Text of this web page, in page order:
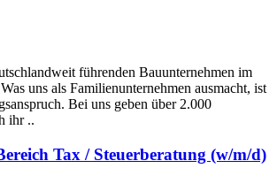
führenden Bauunternehmen im
uns als Familienunternehmen ausmacht, ist
Bei uns geben über 2.000
ihr ..
Tax / Steuerberatung (w/m/d)